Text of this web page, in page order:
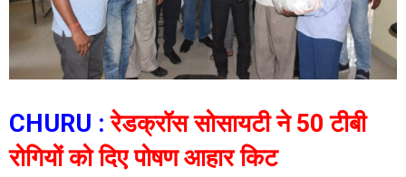
CHURU : रेडक्रॉस सोसायटी ने 50 टीबी
रोगियों को दिए पोषण आहार किट